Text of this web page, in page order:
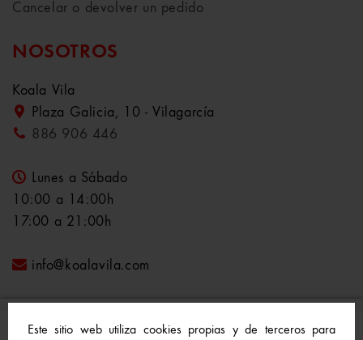
Este sitio web utiliza cookies propias y de terceros para
Cancelar o devolver un pedido
NOSOTROS
Koala Vila
Plaza Galicia, 10 - Vilagarcía
886 906 446
Lunes a Sábado
10:00 a 14:00h
17:00 a 21:00h
info@koalavila.com